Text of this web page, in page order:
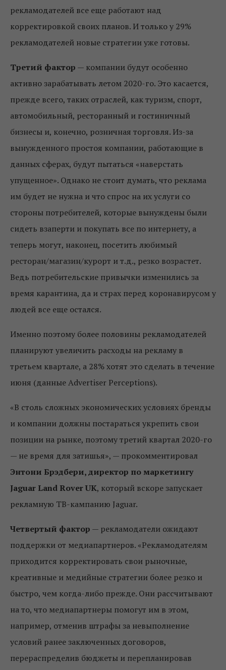
рекламодателей все еще работают над
корректировкой своих планов. И только у 29%
рекламодателей новые стратегии уже готовы.
Третий фактор — компании будут особенно
активно зарабатывать летом 2020-го. Это касается,
прежде всего, таких отраслей, как туризм, спорт,
автомобильный, ресторанный и гостиничный
бизнесы и, конечно, розничная торговля. Из-за
вынужденного простоя компании, работающие в
данных сферах, будут пытаться «наверстать
упущенное». Однако не стоит думать, что реклама
им будет не нужна и что спрос на их услуги со
стороны потребителей, которые вынуждены были
сидеть взаперти и покупать все по интернету, а
теперь могут, наконец, посетить любимый
ресторан/магазин/курорт и т.д., резко возрастет.
Ведь потребительские привычки изменились за
время карантина, да и страх перед коронавирусом у
людей все еще остался.
Именно поэтому более половины рекламодателей
планируют увеличить расходы на рекламу в
третьем квартале, а 28% хотят это сделать в течение
июня (данные Advertiser Perceptions).
«В столь сложных экономических условиях бренды
и компании должны постараться укрепить свои
позиции на рынке, поэтому третий квартал 2020-го
— не время для затишья», — прокомментировал
Энтони Брэдбери, директор по маркетингу
Jaguar Land Rover UK, который вскоре запускает
рекламную ТВ-кампанию Jaguar.
Четвертый фактор — рекламодатели ожидают
поддержки от медиапартнеров. «Рекламодателям
приходится корректировать свои рыночные,
креативные и медийные стратегии более резко и
быстро, чем когда-либо прежде. Они рассчитывают
на то, что медиапартнеры помогут им в этом,
например, отменив штрафы за невыполнение
условий ранее заключенных договоров,
перераспределив бюджеты и перепланировав